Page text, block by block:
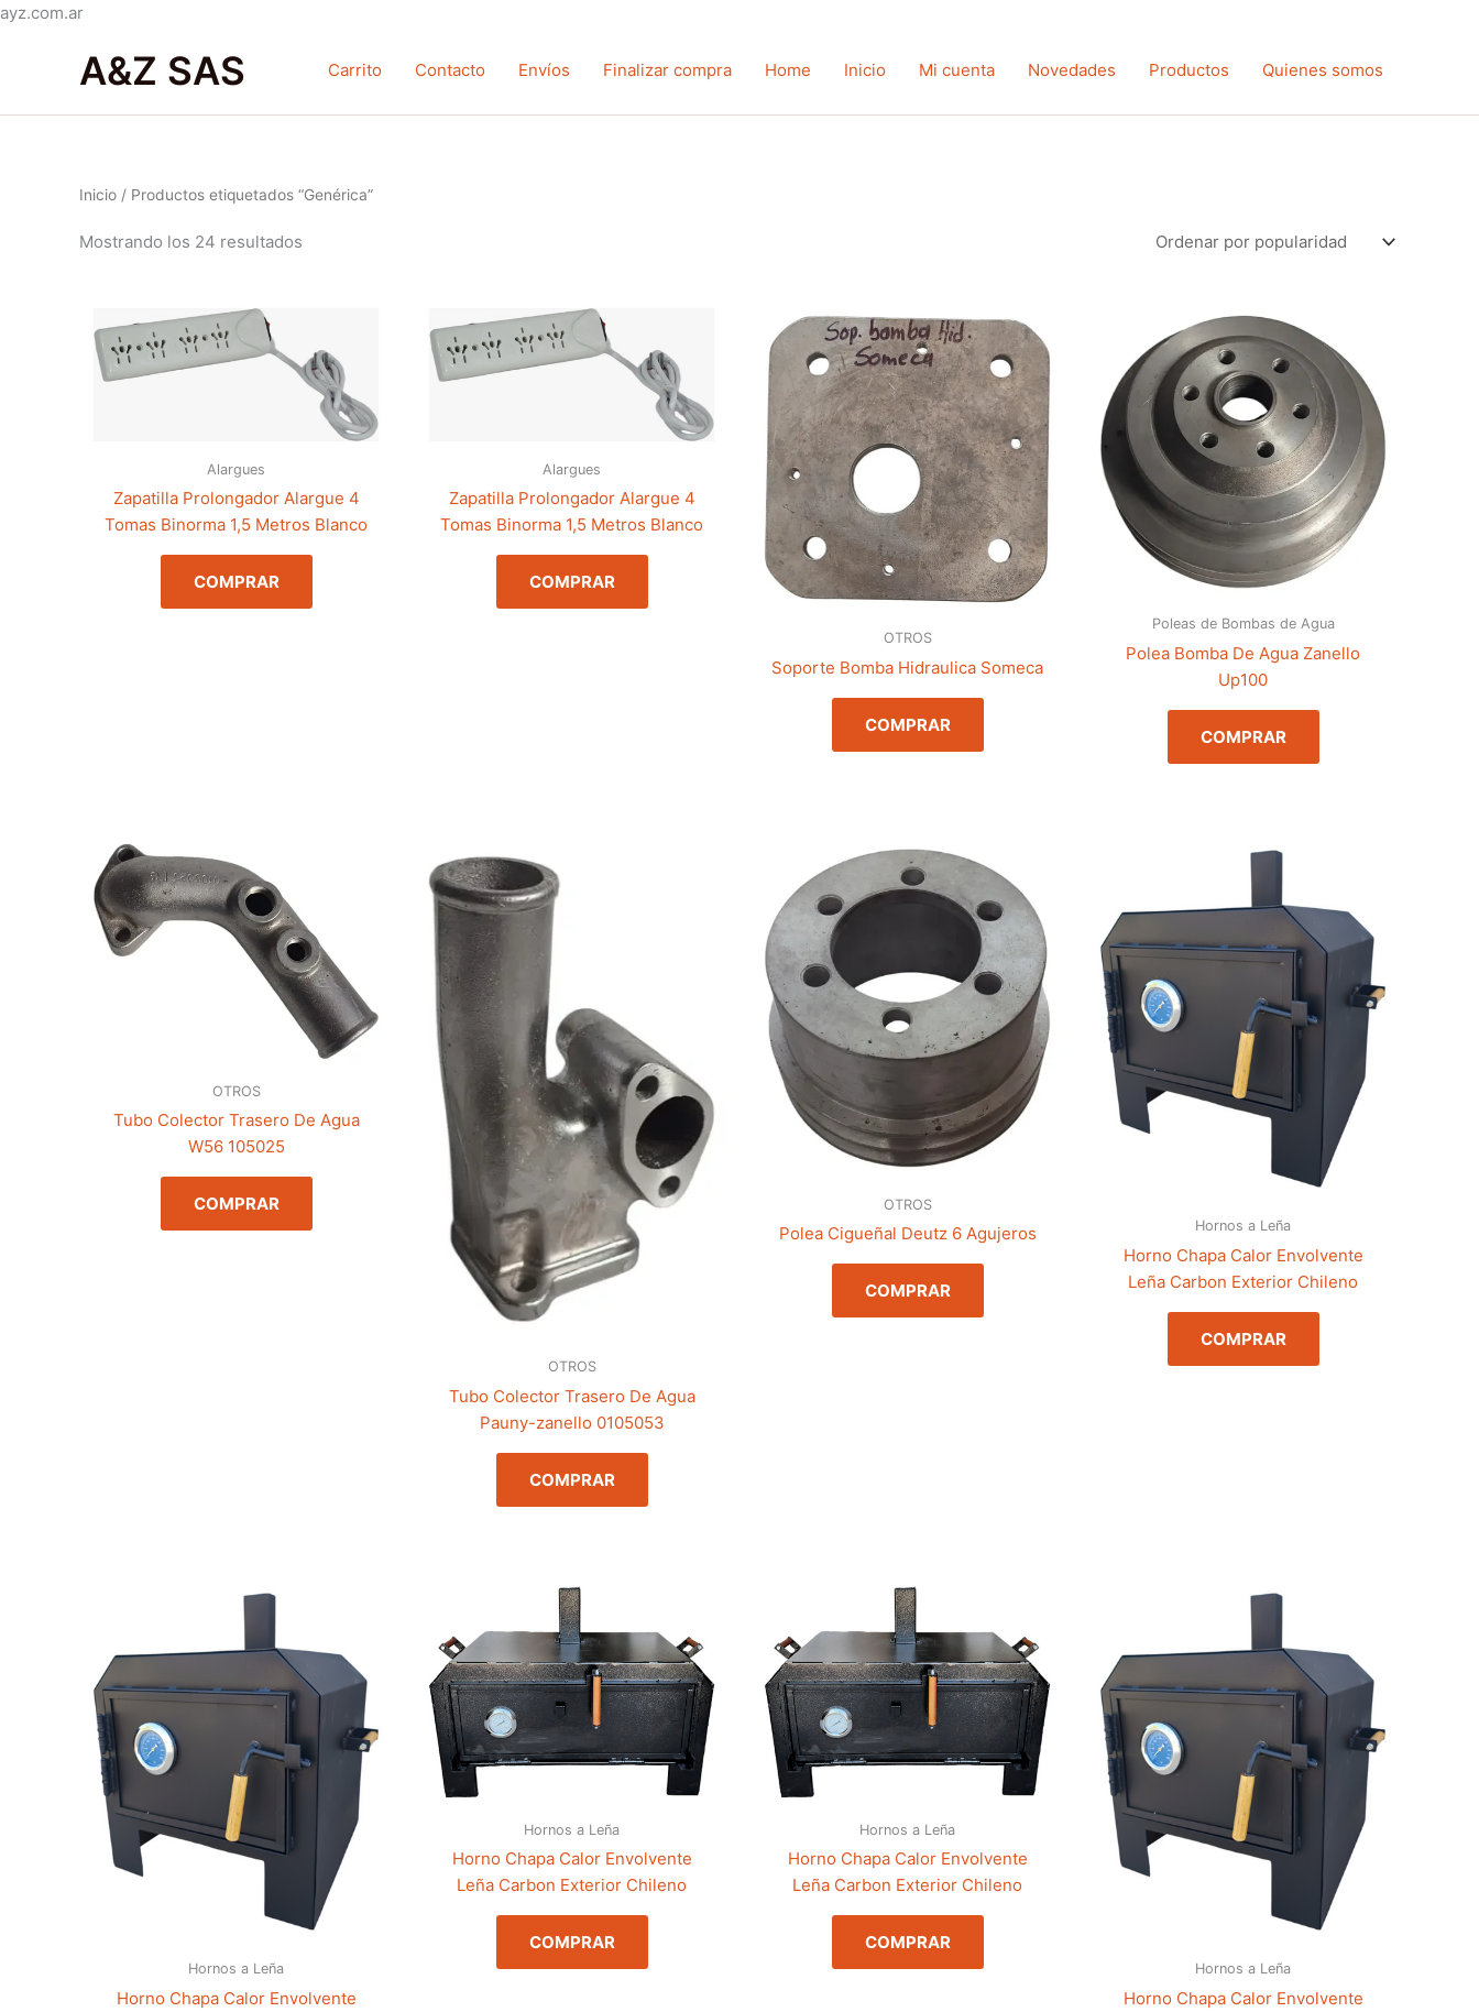
ayz.com.arIr
contenido
A&Z SAS Carrito Contacto Envíos Finalizar compra Home Inicio Mi cuenta Novedades Productos Quienes somos
Inicio / Productos etiquetados “Genérica”
Mostrando los 24 resultados
popularidad
Alargues
Zapatilla Prolongador Alargue 4
Tomas Binorma 1,5 Metros Blanco
COMPRAR
Alargues
Zapatilla Prolongador Alargue 4
Tomas Binorma 1,5 Metros Blanco
COMPRAR
OTROS
Soporte Bomba Hidraulica Someca
COMPRAR
Poleas de Bombas de Agua
Polea Bomba De Agua Zanello
Up100
COMPRAR
OTROS
Tubo Colector Trasero De Agua
W56 105025
COMPRAR
OTROS
Tubo Colector Trasero De Agua
Pauny-zanello 0105053
COMPRAR
OTROS
Polea Cigueñal Deutz 6 Agujeros
COMPRAR
Hornos a Leña
Horno Chapa Calor Envolvente
Leña Carbon Exterior Chileno
COMPRAR
Hornos a Leña
Horno Chapa Calor Envolvente
Hornos a Leña
Horno Chapa Calor Envolvente
Leña Carbon Exterior Chileno
COMPRAR
Hornos a Leña
Horno Chapa Calor Envolvente
Leña Carbon Exterior Chileno
COMPRAR
Hornos a Leña
Horno Chapa Calor Envolvente